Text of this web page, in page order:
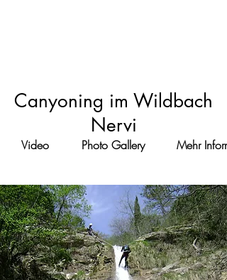
Canyoning im Wildbach
Nervi
Video Photo Gallery Mehr